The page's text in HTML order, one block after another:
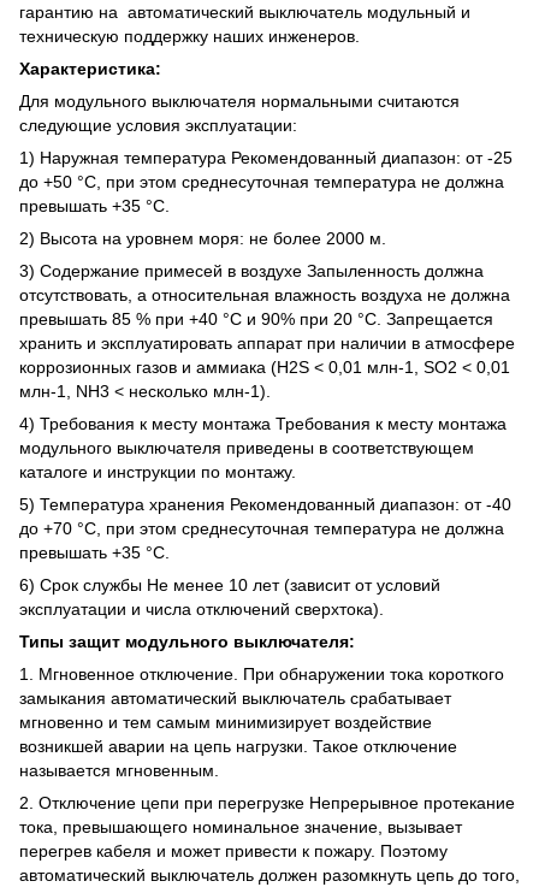
гарантию на автоматический выключатель модульный и
техническую поддержку наших инженеров.
Характеристика:
Для модульного выключателя нормальными считаются
следующие условия эксплуатации:
1) Наружная температура Рекомендованный диапазон: от -25
до +50 °C, при этом среднесуточная температура не должна
превышать +35 °C.
2) Высота на уровнем моря: не более 2000 м.
3) Содержание примесей в воздухе Запыленность должна
отсутствовать, а относительная влажность воздуха не должна
превышать 85 % при +40 °C и 90% при 20 °C. Запрещается
хранить и эксплуатировать аппарат при наличии в атмосфере
коррозионных газов и аммиака (H2S < 0,01 млн-1, SO2 < 0,01
млн-1, NH3 < несколько млн-1).
4) Требования к месту монтажа Требования к месту монтажа
модульного выключателя приведены в соответствующем
каталоге и инструкции по монтажу.
5) Температура хранения Рекомендованный диапазон: от -40
до +70 °C, при этом среднесуточная температура не должна
превышать +35 °C.
6) Срок службы Не менее 10 лет (зависит от условий
эксплуатации и числа отключений сверхтока).
Типы защит модульного выключателя:
1. Мгновенное отключение. При обнаружении тока короткого
замыкания автоматический выключатель срабатывает
мгновенно и тем самым минимизирует воздействие
возникшей аварии на цепь нагрузки. Такое отключение
называется мгновенным.
2. Отключение цепи при перегрузке Непрерывное протекание
тока, превышающего номинальное значение, вызывает
перегрев кабеля и может привести к пожару. Поэтому
автоматический выключатель должен разомкнуть цепь до того,